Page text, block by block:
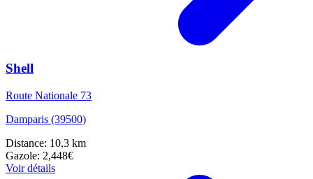
Shell
Route Nationale 73
Damparis (39500)
Distance: 10,3 km
Gazole: 2,448€
Voir détails